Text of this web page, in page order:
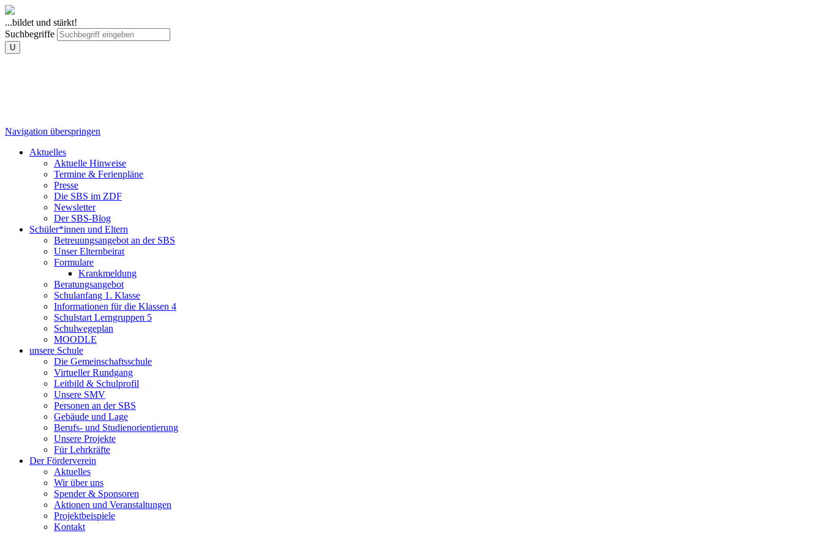
...bildet und stärkt!
Suchbegriffe
U
Navigation überspringen
Aktuelles
Aktuelle Hinweise
Termine & Ferienpläne
Presse
Die SBS im ZDF
Newsletter
Der SBS-Blog
Schüler*innen und Eltern
Betreuungsangebot an der SBS
Unser Elternbeirat
Formulare
Krankmeldung
Beratungsangebot
Schulanfang 1. Klasse
Informationen für die Klassen 4
Schulstart Lerngruppen 5
Schulwegeplan
MOODLE
unsere Schule
Die Gemeinschaftsschule
Virtueller Rundgang
Leitbild & Schulprofil
Unsere SMV
Personen an der SBS
Gebäude und Lage
Berufs- und Studienorientierung
Unsere Projekte
Für Lehrkräfte
Der Förderverein
Aktuelles
Wir über uns
Spender & Sponsoren
Aktionen und Veranstaltungen
Projektbeispiele
Kontakt